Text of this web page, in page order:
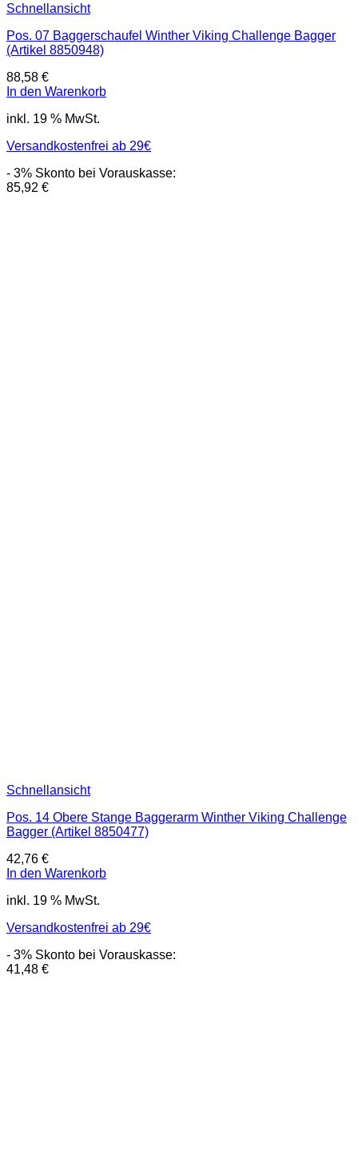
Schnellansicht
Pos. 07 Baggerschaufel Winther Viking Challenge Bagger
(Artikel 8850948)
88,58 €
In den Warenkorb
inkl. 19 % MwSt.
Versandkostenfrei ab 29€
- 3% Skonto bei Vorauskasse:
85,92 €
Schnellansicht
Pos. 14 Obere Stange Baggerarm Winther Viking Challenge
Bagger (Artikel 8850477)
42,76 €
In den Warenkorb
inkl. 19 % MwSt.
Versandkostenfrei ab 29€
- 3% Skonto bei Vorauskasse:
41,48 €